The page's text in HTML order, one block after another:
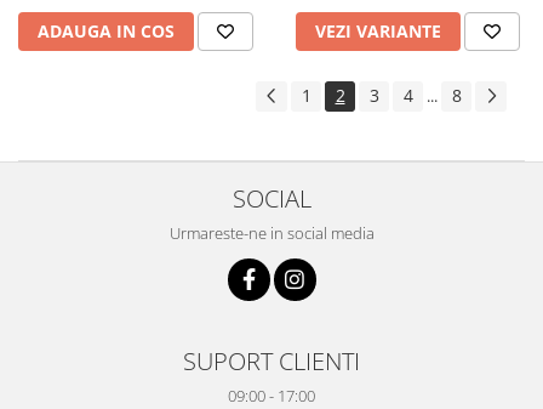
ADAUGA IN COS VEZI VARIANTE
1 2 3 4 ... 8
SOCIAL
Urmareste-ne in social media
SUPORT CLIENTI
09:00 - 17:00